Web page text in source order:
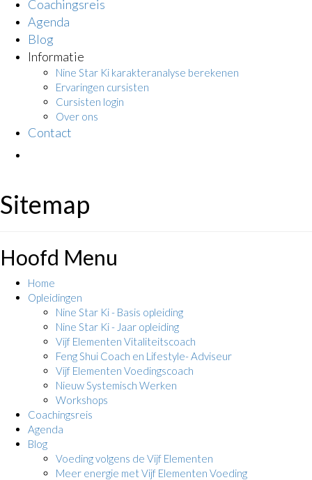
Coachingsreis
Agenda
Blog
Informatie
Nine Star Ki karakteranalyse berekenen
Ervaringen cursisten
Cursisten login
Over ons
Contact
Sitemap
Hoofd Menu
Home
Opleidingen
Nine Star Ki - Basis opleiding
Nine Star Ki - Jaar opleiding
Vijf Elementen Vitaliteitscoach
Feng Shui Coach en Lifestyle- Adviseur
Vijf Elementen Voedingscoach
Nieuw Systemisch Werken
Workshops
Coachingsreis
Agenda
Blog
Voeding volgens de Vijf Elementen
Meer energie met Vijf Elementen Voeding